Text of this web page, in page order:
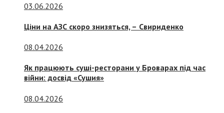
03.06.2026
Ціни на АЗС скоро знизяться, – Свириденко
08.04.2026
Як працюють суші-ресторани у Броварах під час
війни: досвід «Сушия»
08.04.2026